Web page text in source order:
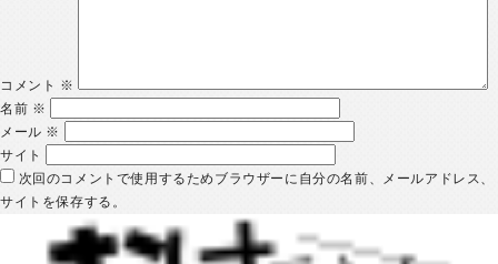
コメント ※
名前 ※
メール ※
サイト
次回のコメントで使用するためブラウザーに自分の名前、メールアドレス、
サイトを保存する。